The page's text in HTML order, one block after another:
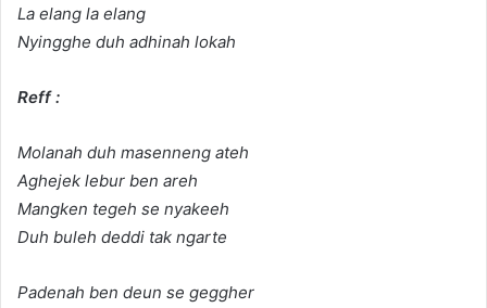
La elang la elang
Nyingghe duh adhinah lokah
Reff :
Molanah duh masenneng ateh
Aghejek lebur ben areh
Mangken tegeh se nyakeeh
Duh buleh deddi tak ngarte
Padenah ben deun se geggher